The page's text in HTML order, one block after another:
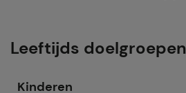
Leeftijds doelgroepen
Kinderen